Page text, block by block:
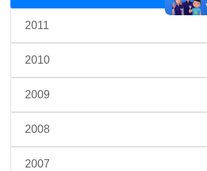
2011
2010
2009
2008
2007